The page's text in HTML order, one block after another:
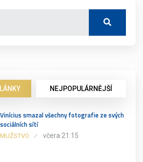
NEJPOPULÁRNĚJŠÍ
Vinícius smazal všechny fotografie ze svých
sociálních sítí
MUŽSTVO včera 21:15